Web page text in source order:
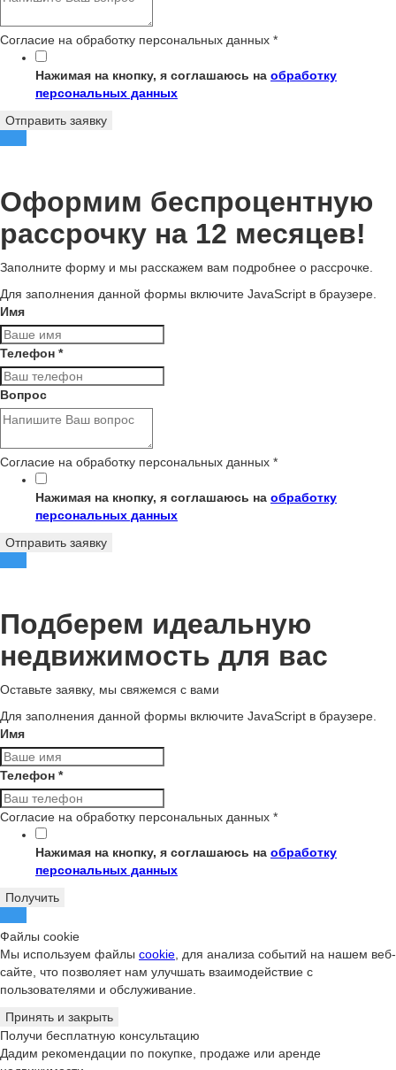
Согласие на обработку персональных данных *
Нажимая на кнопку, я соглашаюсь на обработку
персональных данных
Отправить заявку
Оформим беспроцентную
рассрочку на 12 месяцев!
Заполните форму и мы расскажем вам подробнее о рассрочке.
Для заполнения данной формы включите JavaScript в браузере.
Имя
Телефон *
Вопрос
Согласие на обработку персональных данных *
Нажимая на кнопку, я соглашаюсь на обработку
персональных данных
Отправить заявку
Подберем идеальную
недвижимость для вас
Оставьте заявку, мы свяжемся с вами
Для заполнения данной формы включите JavaScript в браузере.
Имя
Телефон *
Согласие на обработку персональных данных *
Нажимая на кнопку, я соглашаюсь на обработку
персональных данных
Получить
Файлы cookie
Мы используем файлы cookie, для анализа событий на нашем веб-
сайте, что позволяет нам улучшать взаимодействие с
пользователями и обслуживание.
Принять и закрыть
Получи бесплатную консультацию
Дадим рекомендации по покупке, продаже или аренде